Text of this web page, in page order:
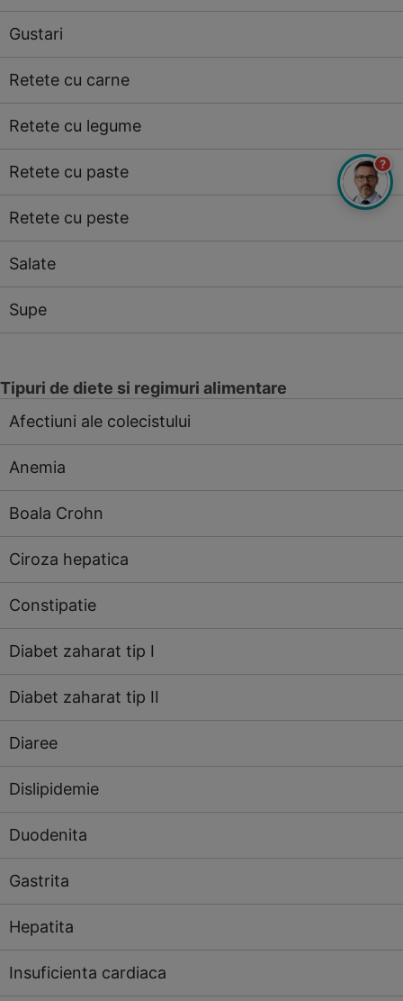
Gustari
Retete cu carne
Retete cu legume
Retete cu paste
Retete cu peste
Salate
Supe
Tipuri de diete si regimuri alimentare
Afectiuni ale colecistului
Anemia
Boala Crohn
Ciroza hepatica
Constipatie
Diabet zaharat tip I
Diabet zaharat tip II
Diaree
Dislipidemie
Duodenita
Gastrita
Hepatita
Insuficienta cardiaca
?